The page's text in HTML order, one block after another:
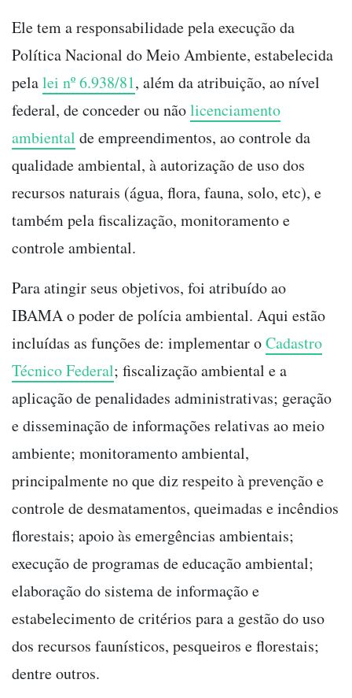
Ele tem a responsabilidade pela execução da
Política Nacional do Meio Ambiente, estabelecida
pelalei nº 6.938/81, além da atribuição, ao nível
federal, de conceder ou nãolicenciamento
ambiental de empreendimentos, ao controle da
qualidade ambiental, à autorização de uso dos
recursos naturais (água, flora, fauna, solo, etc), e
também pela fiscalização, monitoramento e
controle ambiental.
Para atingir seus objetivos, foi atribuído ao
IBAMA o poder de polícia ambiental. Aqui estão
incluídas as funções de: implementar oCadastro
Técnico Federal; fiscalização ambiental e a
aplicação de penalidades administrativas; geração
e disseminação de informações relativas ao meio
ambiente; monitoramento ambiental,
principalmente no que diz respeito à prevenção e
controle de desmatamentos, queimadas e incêndios
florestais; apoio às emergências ambientais;
execução de programas de educação ambiental;
elaboração do sistema de informação e
estabelecimento de critérios para a gestão do uso
dos recursos faunísticos, pesqueiros e florestais;
dentre outros.